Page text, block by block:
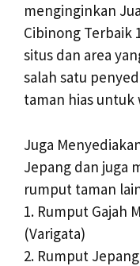
menginginkan
Cibinong Terbaik
situs dan area
salah satu
taman hias untuk
Juga
Jepang dan juga
rumput taman
1. Rumput Gajah
(Varigata)
2. Rumput